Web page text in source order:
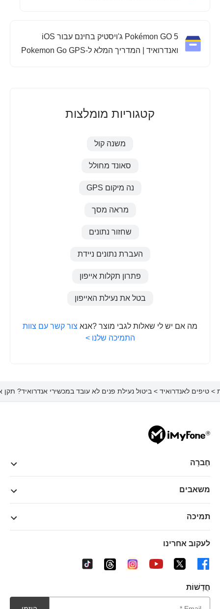
5 Pokémon GO ג'ויסטיק בחינם עבור iOS
ואנדרואיד | המדריך המלא ל-Pokemon Go GPS
קטגוריות מומלצות
משנה קול
סאונד מחולל
נה מיקום GPS
מראה מסך
שחזור נתונים
העברת נתונים ניידת
פתרון תקלות אייפון
בטל את נעילת האייפון
מה אם יש לי שאלות לגבי מוצר ?אנא צור קשר עם צוות
התמיכה שלנו >
>טיפים לאנדרואיד> ביטול נעילת פנים לא עובד במכשירי אנדרואיד? תקן
חֶברָה
משאבים
תמיכה
לעקוב אחרינו
חֲדָשׁוֹת